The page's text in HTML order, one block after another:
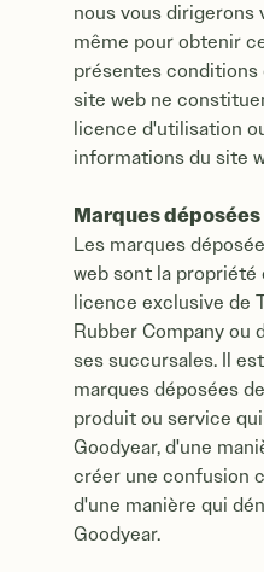
nous vous
même pour obtenir
présentes conditions
site web ne
licence d'utilisation
informations du site
Marques déposées
Les marques
web sont la
licence exclusive de
Rubber Company ou
ses succursales. Il
marques déposées
produit ou service
Goodyear, d'une
créer une confusion
d'une manière qui
Goodyear.